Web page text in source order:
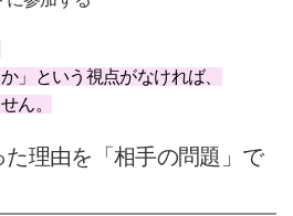
」という視点がなければ、
ん。
理由を「相手の問題」で